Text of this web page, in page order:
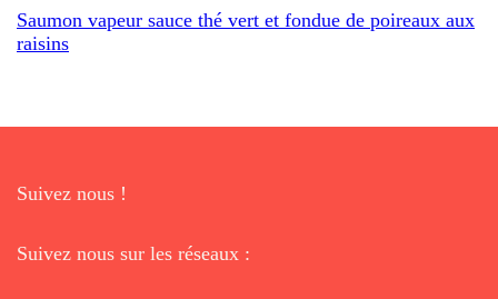
Saumon vapeur sauce thé vert et fondue de poireaux aux
raisins
Suivez nous !
Suivez nous sur les réseaux :